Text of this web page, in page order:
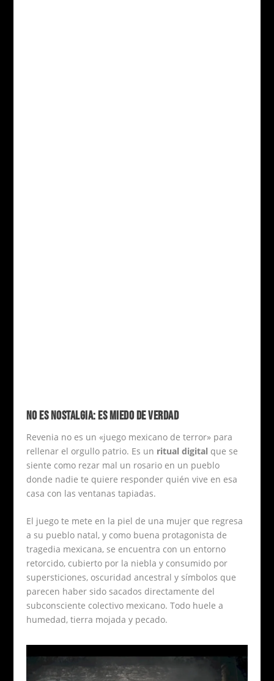
NO ES NOSTALGIA: ES MIEDO DE VERDAD
Revenia no es un «juego mexicano de terror» para
rellenar el orgullo patrio. Es un ritual digital que se
siente como rezar mal un rosario en un pueblo
donde nadie te quiere responder quién vive en esa
casa con las ventanas tapiadas.
El juego te mete en la piel de una mujer que regresa
a su pueblo natal, y como buena protagonista de
tragedia mexicana, se encuentra con un entorno
retorcido, cubierto por la niebla y consumido por
supersticiones, oscuridad ancestral y símbolos que
parecen haber sido sacados directamente del
subconsciente colectivo mexicano. Todo huele a
humedad, tierra mojada y pecado.